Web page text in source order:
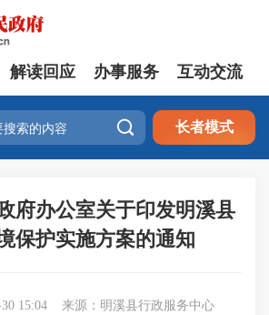
解读回应 办事服务 互动交流
 长者模式
府办公室关于印发明溪县
保护实施方案的通知
15:04 来源：明溪县行政服务中心